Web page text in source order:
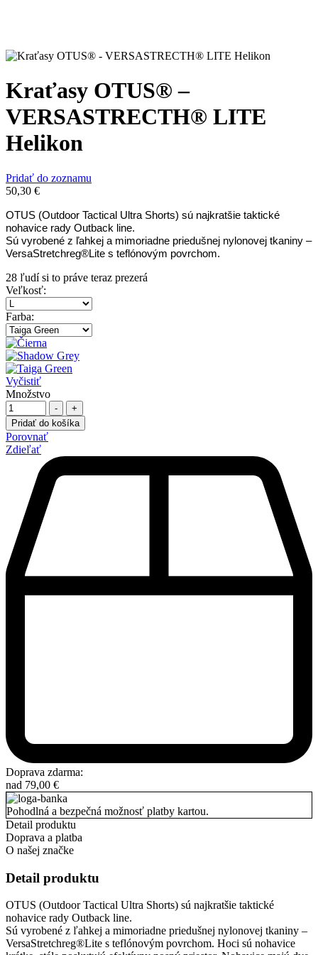
Kraťasy OTUS® –
VERSASTRECTH® LITE
Helikon
Pridať do zoznamu
50,30 €
OTUS (Outdoor Tactical Ultra Shorts) sú najkratšie taktické
nohavice rady Outback line.
Sú vyrobené z ľahkej a mimoriadne priedušnej nylonovej tkaniny –
VersaStretchreg®Lite s teflónovým povrchom.
28 ľudí si to práve teraz prezerá
Veľkosť:
Farba:
Vyčistiť
Množstvo
-
+
Pridať do košíka
Porovnať
Zdieľať
Doprava zdarma:
nad 79,00 €
Pohodlná a bezpečná možnosť platby kartou.
Detail produktu
Doprava a platba
O našej značke
Detail produktu
OTUS (Outdoor Tactical Ultra Shorts) sú najkratšie taktické
nohavice rady Outback line.
Sú vyrobené z ľahkej a mimoriadne priedušnej nylonovej tkaniny –
VersaStretchreg®Lite s teflónovým povrchom. Hoci sú nohavice